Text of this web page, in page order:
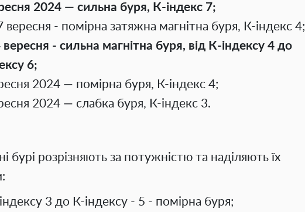
2024 — сильна буря, К-індекс 7;
вересня - помірна затяжна магнітна буря, К-індекс 4;
- сильна магнітна буря, від К-індексу 4 до
6;
2024 — помірна буря, К-індекс 4;
2024 — слабка буря, К-індекс 3.
бурі розрізняють за потужністю та наділяють їх
3 до К-індексу - 5 - помірна буря;